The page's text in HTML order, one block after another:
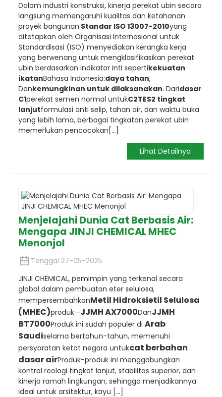
Dalam industri konstruksi, kinerja perekat ubin secara
langsung memengaruhi kualitas dan ketahanan
proyek bangunan.Standar ISO 13007-2010yang
ditetapkan oleh Organisasi Internasional untuk
Standardisasi (ISO) menyediakan kerangka kerja
yang berwenang untuk mengklasifikasikan perekat
ubin berdasarkan indikator inti sepertikekuatan
ikatanBahasa Indonesia:daya tahan,
Dankemungkinan untuk dilaksanakan. Daridasar
C1perekat semen normal untukC2TES2 tingkat
lanjutformulasi anti selip, tahan air, dan waktu buka
yang lebih lama, berbagai tingkatan perekat ubin
memerlukan pencocokan [...]
Lihat Detailnya
Menjelajahi Dunia Cat Berbasis Air:
Mengapa JINJI CHEMICAL MHEC
Menonjol
Tanggal 27-05-2025
JINJI CHEMICAL, pemimpin yang terkenal secara
global dalam pembuatan eter selulosa,
mempersembahkanMetil Hidroksietil Selulosa
(MHEC)produk—JJMH AX7000DanJJMH
BT7000Produk ini sudah populer di Arab
Saudiselama bertahun-tahun, memenuhi
persyaratan ketat negara untukcat berbahan
dasar airProduk-produk ini menggabungkan
kontrol reologi tingkat lanjut, stabilitas superior, dan
kinerja ramah lingkungan, sehingga menjadikannya
ideal untuk arsitektur, kayu [...]